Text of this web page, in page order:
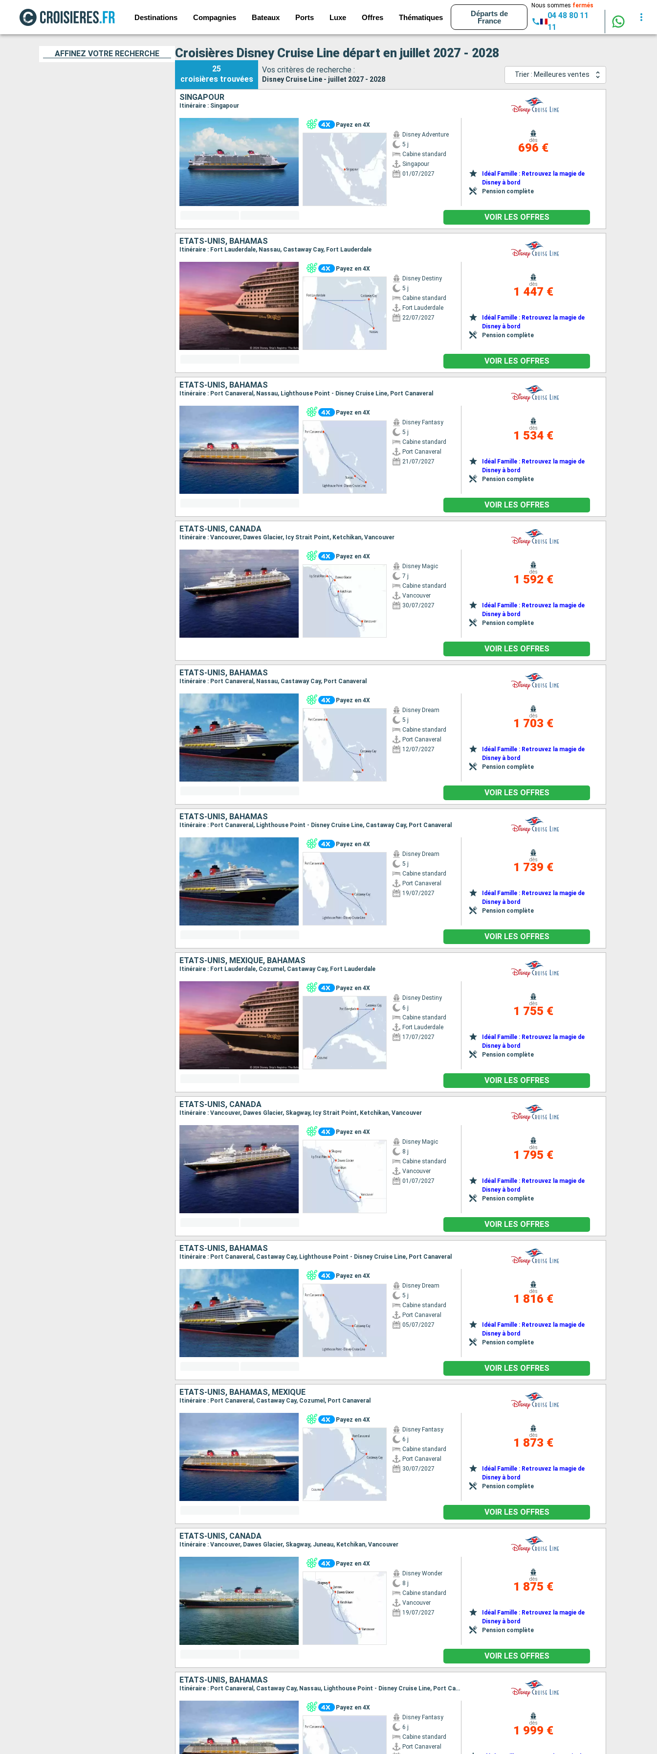
Destinations Compagnies Bateaux Ports Luxe Offres Thématiques
Départs de
France
Nous sommes fermés
04 48 80 11
11
AFFINEZ VOTRE RECHERCHE Croisières Disney Cruise Line départ en juillet 2027 - 2028
25
croisières trouvées
Vos critères de recherche :
Disney Cruise Line - juillet 2027 - 2028
Trier : Meilleures ventes
SINGAPOUR
Itinéraire : Singapour
Payez en 4X
Disney Adventure
5 j
Cabine standard
Singapour
01/07/2027
dès
696 €
Idéal Famille : Retrouvez la magie de
Disney à bord
Pension complète
VOIR LES OFFRES
ÉTATS-UNIS, BAHAMAS
Itinéraire : Fort Lauderdale, Nassau, Castaway Cay, Fort Lauderdale
Payez en 4X
Disney Destiny
5 j
Cabine standard
Fort Lauderdale
22/07/2027
dès
1 447 €
Idéal Famille : Retrouvez la magie de
Disney à bord
Pension complète
VOIR LES OFFRES
ÉTATS-UNIS, BAHAMAS
Itinéraire : Port Canaveral, Nassau, Lighthouse Point - Disney Cruise Line, Port Canaveral
Payez en 4X
Disney Fantasy
5 j
Cabine standard
Port Canaveral
21/07/2027
dès
1 534 €
Idéal Famille : Retrouvez la magie de
Disney à bord
Pension complète
VOIR LES OFFRES
ÉTATS-UNIS, CANADA
Itinéraire : Vancouver, Dawes Glacier, Icy Strait Point, Ketchikan, Vancouver
Payez en 4X
Disney Magic
7 j
Cabine standard
Vancouver
30/07/2027
dès
1 592 €
Idéal Famille : Retrouvez la magie de
Disney à bord
Pension complète
VOIR LES OFFRES
ÉTATS-UNIS, BAHAMAS
Itinéraire : Port Canaveral, Nassau, Castaway Cay, Port Canaveral
Payez en 4X
Disney Dream
5 j
Cabine standard
Port Canaveral
12/07/2027
dès
1 703 €
Idéal Famille : Retrouvez la magie de
Disney à bord
Pension complète
VOIR LES OFFRES
ÉTATS-UNIS, BAHAMAS
Itinéraire : Port Canaveral, Lighthouse Point - Disney Cruise Line, Castaway Cay, Port Canaveral
Payez en 4X
Disney Dream
5 j
Cabine standard
Port Canaveral
19/07/2027
dès
1 739 €
Idéal Famille : Retrouvez la magie de
Disney à bord
Pension complète
VOIR LES OFFRES
ÉTATS-UNIS, MEXIQUE, BAHAMAS
Itinéraire : Fort Lauderdale, Cozumel, Castaway Cay, Fort Lauderdale
Payez en 4X
Disney Destiny
6 j
Cabine standard
Fort Lauderdale
17/07/2027
dès
1 755 €
Idéal Famille : Retrouvez la magie de
Disney à bord
Pension complète
VOIR LES OFFRES
ÉTATS-UNIS, CANADA
Itinéraire : Vancouver, Dawes Glacier, Skagway, Icy Strait Point, Ketchikan, Vancouver
Payez en 4X
Disney Magic
8 j
Cabine standard
Vancouver
01/07/2027
dès
1 795 €
Idéal Famille : Retrouvez la magie de
Disney à bord
Pension complète
VOIR LES OFFRES
ÉTATS-UNIS, BAHAMAS
Itinéraire : Port Canaveral, Castaway Cay, Lighthouse Point - Disney Cruise Line, Port Canaveral
Payez en 4X
Disney Dream
5 j
Cabine standard
Port Canaveral
05/07/2027
dès
1 816 €
Idéal Famille : Retrouvez la magie de
Disney à bord
Pension complète
VOIR LES OFFRES
ÉTATS-UNIS, BAHAMAS, MEXIQUE
Itinéraire : Port Canaveral, Castaway Cay, Cozumel, Port Canaveral
Payez en 4X
Disney Fantasy
6 j
Cabine standard
Port Canaveral
30/07/2027
dès
1 873 €
Idéal Famille : Retrouvez la magie de
Disney à bord
Pension complète
VOIR LES OFFRES
ÉTATS-UNIS, CANADA
Itinéraire : Vancouver, Dawes Glacier, Skagway, Juneau, Ketchikan, Vancouver
Payez en 4X
Disney Wonder
8 j
Cabine standard
Vancouver
19/07/2027
dès
1 875 €
Idéal Famille : Retrouvez la magie de
Disney à bord
Pension complète
VOIR LES OFFRES
ÉTATS-UNIS, BAHAMAS
Itinéraire : Port Canaveral, Castaway Cay, Nassau, Lighthouse Point - Disney Cruise Line, Port Canaveral
Payez en 4X
Disney Fantasy
6 j
Cabine standard
Port Canaveral
dès
1 999 €